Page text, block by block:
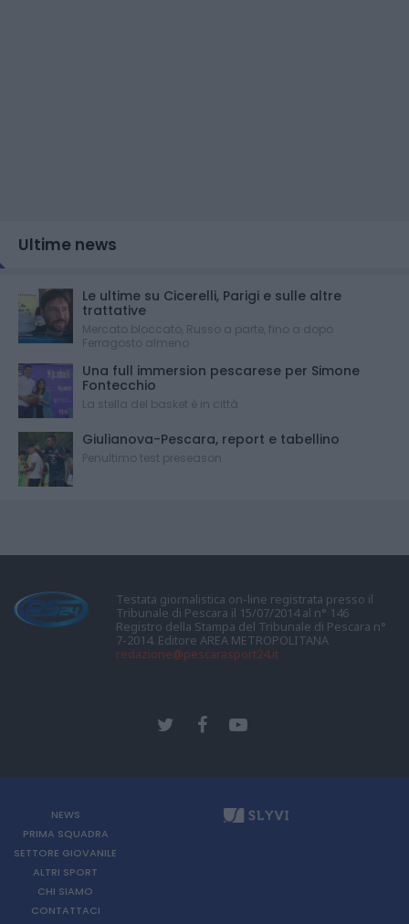
Ultime news
Le ultime su Cicerelli, Parigi e sulle altre
trattative
Mercato bloccato, Russo a parte, fino a dopo
Ferragosto almeno
Una full immersion pescarese per Simone
Fontecchio
La stella del basket è in città
Giulianova-Pescara, report e tabellino
Penultimo test preseason
Testata giornalistica on-line registrata presso il
Tribunale di Pescara il 15/07/2014 al n° 146
Registro della Stampa del Tribunale di Pescara n°
7-2014. Editore AREA METROPOLITANA
redazione@pescarasport24.it
NEWS
PRIMA SQUADRA
SETTORE GIOVANILE
ALTRI SPORT
CHI SIAMO
CONTATTACI